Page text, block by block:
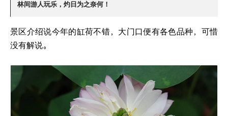
林间游人玩乐，灼日为之奈何！
景区介绍说今年的缸荷不错，大门口便有各色品种，可惜
没有解说。